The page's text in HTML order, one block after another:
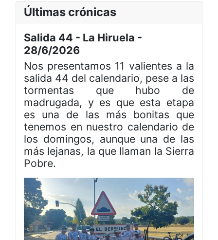
Últimas crónicas
Salida 44 - La Hiruela -
28/6/2026
Nos presentamos 11 valientes a la
salida 44 del calendario, pese a las
tormentas que hubo de
madrugada, y es que esta etapa
es una de las más bonitas que
tenemos en nuestro calendario de
los domingos, aunque una de las
más lejanas, la que llaman la Sierra
Pobre.